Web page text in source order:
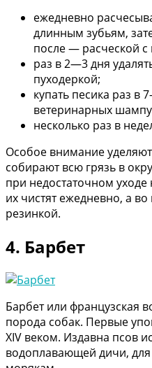
ежедневно
длинным зубьям,
после — расческой
раз в 2—3 дня
пуходеркой;
купать песика раз в
ветеринарных
несколько раз в
Особое внимание
собирают всю грязь в
при недостаточном
их чистят ежедневно, а
резинкой.
4. Барбет
Барбет или французская
порода собак. Первые
XIV веком. Издавна псов
водоплавающей дичи,